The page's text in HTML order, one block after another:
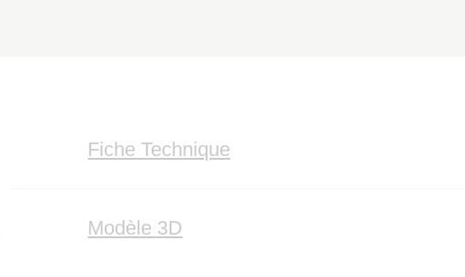
Fiche Technique
Modèle 3D